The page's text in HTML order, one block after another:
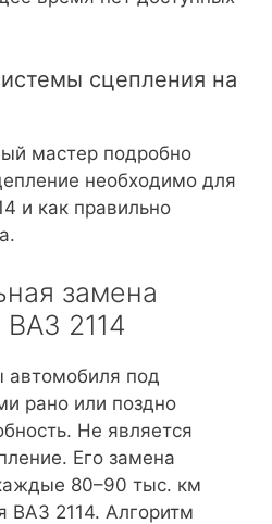
сцепления на
мастер подробно
необходимо для
и как правильно
замена
2114
автомобиля под
рано или поздно
Не является
Его замена
80–90 тыс. км
ВАЗ 2114. Алгоритм